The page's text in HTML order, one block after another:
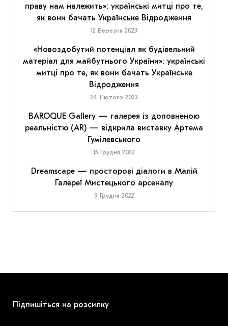
праву нам належить»: українські митці про те,
як вони бачать Українське Відродження
12 Березня 2023
«Новоздобутий потенціал як будівельний
матеріал для майбутнього України»: українські
митці про те, як вони бачать Українське
Відродження
24 Лютого 2023
BAROQUE Gallery — галерея із доповненою
реальністю (AR) — відкрила виставку Артема
Гумілевського
15 Грудня 2022
Dreamscape — просторові діалоги в Малій
Галереї Мистецького арсеналу
9 Грудня 2022
Підпишіться на розсилку